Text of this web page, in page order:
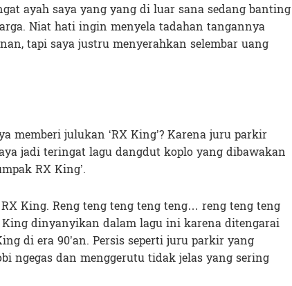
ayah saya yang yang di luar sana sedang banting
Niat hati ingin menyela tadahan tangannya
tapi saya justru menyerahkan selembar uang
memberi julukan ‘RX King’? Karena juru parkir
jadi teringat lagu dangdut koplo yang dibawakan
RX King’.
King. Reng teng teng teng teng… reng teng teng
King dinyanyikan dalam lagu ini karena ditengarai
di era 90’an. Persis seperti juru parkir yang
ngegas dan menggerutu tidak jelas yang sering